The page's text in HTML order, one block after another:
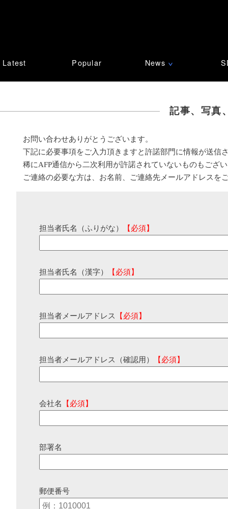
Latest Popular News ∨
記事、写真
お問い合わせありがとうございます。
下記に必要事項をご入力頂きますと許諾部門に情報が送信
稀にAFP通信から二次利用が許諾されていないものもござ
ご連絡の必要な方は、お名前、ご連絡先メールアドレスを
担当者氏名（ふりがな） 【必須】
担当者氏名（漢字） 【必須】
担当者メールアドレス 【必須】
担当者メールアドレス（確認用） 【必須】
会社名 【必須】
部署名
郵便番号